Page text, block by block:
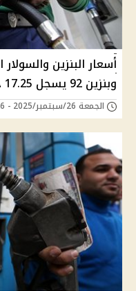
وبنزين 92 يسجل 17.25 جنيهًا
الجمعة 26/سبتمبر/2025 - 12:26 ص